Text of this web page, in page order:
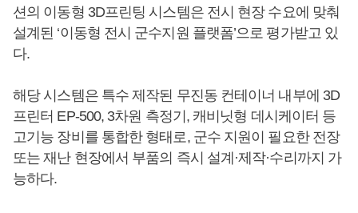
션의 이동형 3D프린팅 시스템은 전시 현장 수요에 맞춰
설계된 ‘이동형 전시 군수지원 플랫폼’으로 평가받고 있
다.
해당 시스템은 특수 제작된 무진동 컨테이너 내부에 3D
프린터 EP-500, 3차원 측정기, 캐비닛형 데시케이터 등
고기능 장비를 통합한 형태로, 군수 지원이 필요한 전장
또는 재난 현장에서 부품의 즉시 설계·제작·수리까지 가
능하다.